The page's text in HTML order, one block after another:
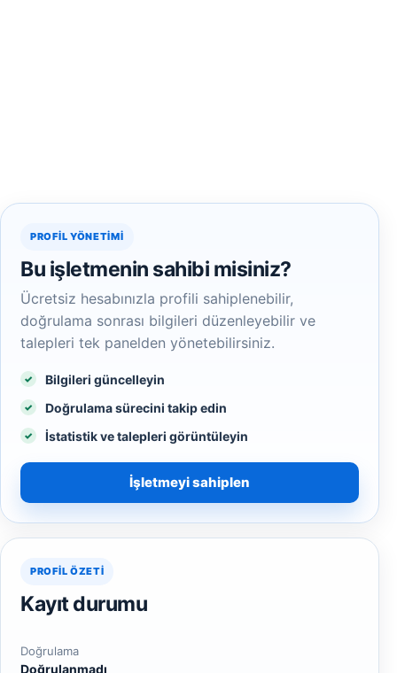
PROFIL YÖNETIMI
Bu işletmenin sahibi misiniz?
Ücretsiz hesabınızla profili sahiplenebilir,
doğrulama sonrası bilgileri düzenleyebilir ve
talepleri tek panelden yönetebilirsiniz.
Bilgileri güncelleyin
Doğrulama sürecini takip edin
İstatistik ve talepleri görüntüleyin
İşletmeyi sahiplen
PROFIL ÖZETI
Kayıt durumu
Doğrulama
Doğrulanmadı